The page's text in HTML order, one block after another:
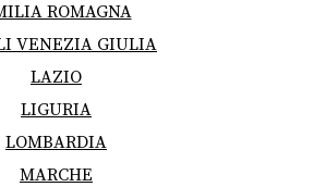
ROMAGNA
VENEZIA GIULIA
LAZIO
LIGURIA
LOMBARDIA
MARCHE